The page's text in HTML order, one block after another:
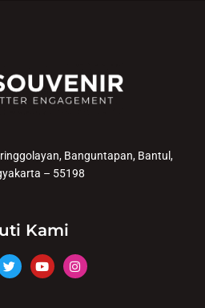
Banguntapan, Bantul,
– 55198
Kami